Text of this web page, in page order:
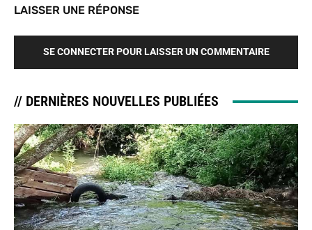
LAISSER UNE RÉPONSE
SE CONNECTER POUR LAISSER UN COMMENTAIRE
// DERNIÈRES NOUVELLES PUBLIÉES